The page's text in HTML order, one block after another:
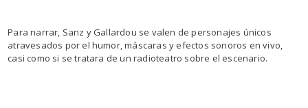
Para narrar, Sanz y Gallardou se valen de personajes únicos
atravesados por el humor, máscaras y efectos sonoros en vivo,
casi como si se tratara de un radioteatro sobre el escenario.